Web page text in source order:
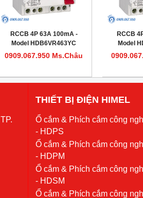
RCCB 4P 63A 100mA -
Model HDB6VR463YC
0909.067.950 Ms.Châu
RCCB
Model
THIẾT BỊ ĐIỆN HIMEL
Ổ cắm & Phích cắm công
- HDPS
Ổ cắm & Phích cắm công
- HDPM
Ổ cắm & Phích cắm công
- HDSM
Ổ cắm & Phích cắm công